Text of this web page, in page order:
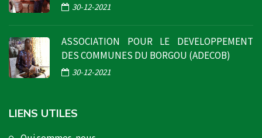
30-12-2021
ASSOCIATION POUR LE DEVELOPPEMENT
DES COMMUNES DU BORGOU (ADECOB)
30-12-2021
LIENS UTILES